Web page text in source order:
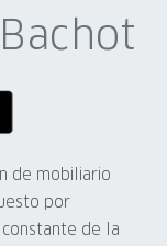
de mobiliario
por
de la